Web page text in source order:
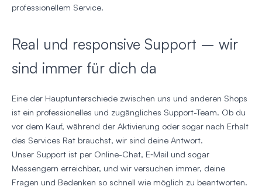
professionellem Service.
Real und responsive Support – wir
sind immer für dich da
Eine der Hauptunterschiede zwischen uns und anderen Shops
ist ein professionelles und zugängliches Support-Team. Ob du
vor dem Kauf, während der Aktivierung oder sogar nach Erhalt
des Services Rat brauchst, wir sind deine Antwort.
Unser Support ist per Online-Chat, E‑Mail und sogar
Messengern erreichbar, und wir versuchen immer, deine
Fragen und Bedenken so schnell wie möglich zu beantworten.